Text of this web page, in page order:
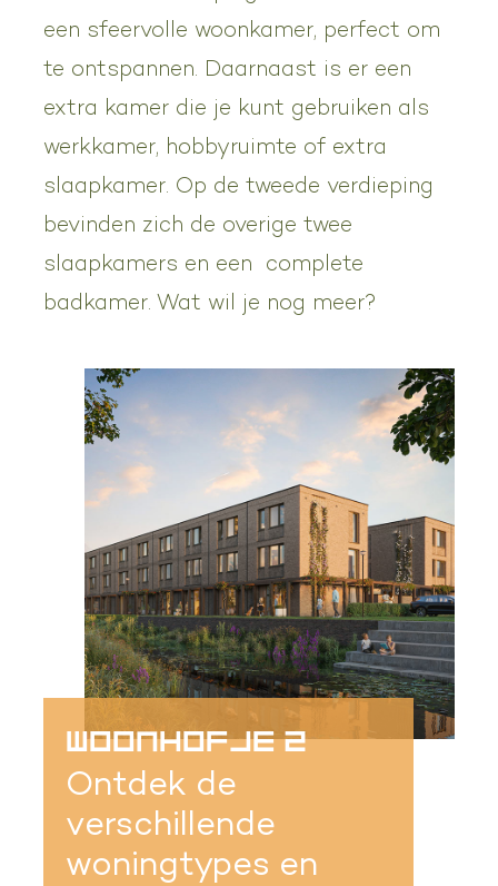
een sfeervolle woonkamer, perfect om
te ontspannen. Daarnaast is er een
extra kamer die je kunt gebruiken als
werkkamer, hobbyruimte of extra
slaapkamer. Op de tweede verdieping
bevinden zich de overige twee
slaapkamers en een complete
badkamer. Wat wil je nog meer?
WOONHOFJE 2
Ontdek de
verschillende
woningtypes en